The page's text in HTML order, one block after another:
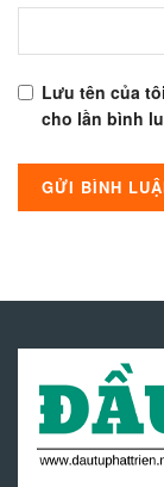
Lưu tên của
cho lần bình